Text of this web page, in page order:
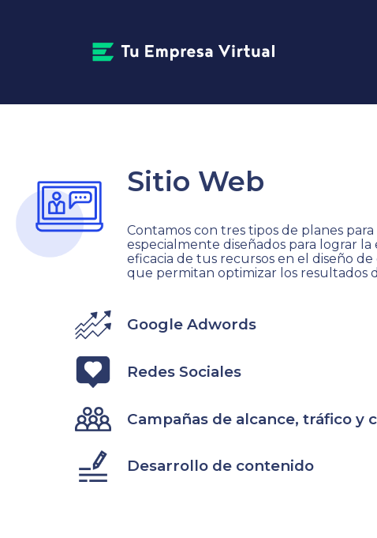
Sitio Web
Contamos con tres tipos de planes para
especialmente diseñados para lograr la
eficacia de tus recursos en el diseño de
que permitan optimizar los resultados
Google Adwords
Redes Sociales
Campañas de alcance, tráfico y
Desarrollo de contenido